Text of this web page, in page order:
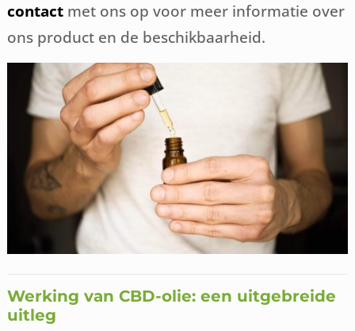
contact met ons op voor meer informatie over
ons product en de beschikbaarheid.
Werking van CBD-olie: een uitgebreide
uitleg